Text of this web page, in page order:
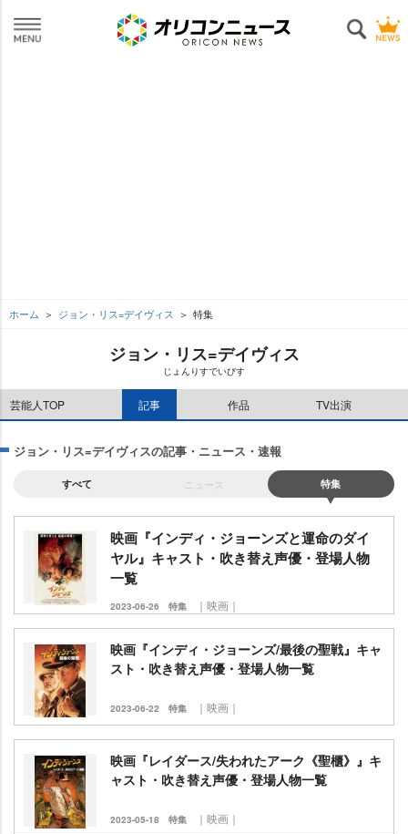
ホーム ジョン・リス=デイヴィス 特集
ジョン・リス=デイヴィス
じょんりすでいびす
芸能人TOP 記事 作品 TV出演
ジョン・リス=デイヴィスの記事・ニュース・速報
すべて ニュース 特集
映画『インディ・ジョーンズと運命のダイ
ヤル』キャスト・吹き替え声優・登場人物
一覧
2023-06-26 特集 ｜映画｜
映画『インディ・ジョーンズ/最後の聖戦』キャ
スト・吹き替え声優・登場人物一覧
2023-06-22 特集 ｜映画｜
映画『レイダース/失われたアーク《聖櫃》』キ
ャスト・吹き替え声優・登場人物一覧
2023-05-18 特集 ｜映画｜